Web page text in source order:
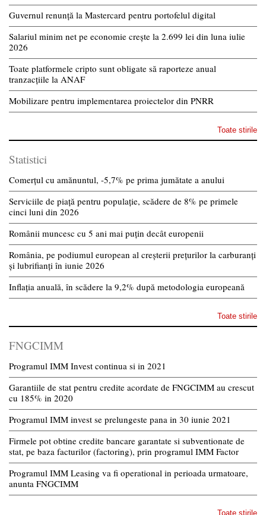
Guvernul renunță la Mastercard pentru portofelul digital
Salariul minim net pe economie crește la 2.699 lei din luna iulie
2026
Toate platformele cripto sunt obligate să raporteze anual
tranzacțiile la ANAF
Mobilizare pentru implementarea proiectelor din PNRR
Toate stirile
Statistici
Comerțul cu amănuntul, -5,7% pe prima jumătate a anului
Serviciile de piață pentru populație, scădere de 8% pe primele
cinci luni din 2026
Românii muncesc cu 5 ani mai puțin decât europenii
România, pe podiumul european al creșterii prețurilor la carburanți
și lubrifianți în iunie 2026
Inflația anuală, în scădere la 9,2% după metodologia europeană
Toate stirile
FNGCIMM
Programul IMM Invest continua si in 2021
Garantiile de stat pentru credite acordate de FNGCIMM au crescut
cu 185% in 2020
Programul IMM invest se prelungeste pana in 30 iunie 2021
Firmele pot obtine credite bancare garantate si subventionate de
stat, pe baza facturilor (factoring), prin programul IMM Factor
Programul IMM Leasing va fi operational in perioada urmatoare,
anunta FNGCIMM
Toate stirile